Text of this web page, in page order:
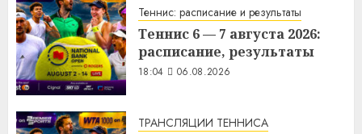
Теннис: расписание и результаты
Теннис 6 — 7 августа 2026:
расписание, результаты
18:04 06.08.2026
ТРАНСЛЯЦИИ ТЕННИСА